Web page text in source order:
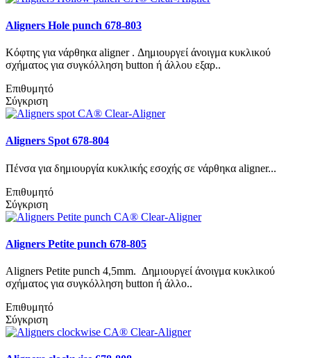
Aligners Hole punch 678-803
Κόφτης για νάρθηκα aligner . Δημιουργεί άνοιγμα κυκλικού
σχήματος για συγκόλληση button ή άλλου εξαρ..
Επιθυμητό
Σύγκριση
Aligners Spot 678-804
Πένσα για δημιουργία κυκλικής εσοχής σε νάρθηκα aligner...
Επιθυμητό
Σύγκριση
Aligners Petite punch 678-805
Aligners Petite punch 4,5mm. Δημιουργεί άνοιγμα κυκλικού
σχήματος για συγκόλληση button ή άλλο..
Επιθυμητό
Σύγκριση